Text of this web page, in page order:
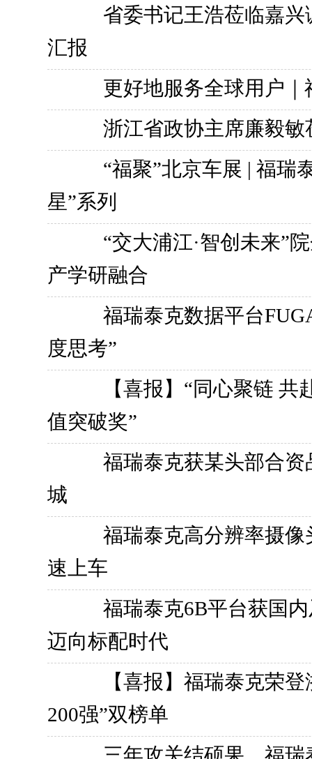
省委书记王浩莅临嘉
汇报
更好地服务全球用户
浙江省政协主席廉毅
“福聚”北京车展 | 福瑞
星”系列
“交大浦江·智创未来”
产学研融合
福瑞泰克数据平台
度思考”
【喜报】“同心聚链
值突破奖”
福瑞泰克获某头部合
城
福瑞泰克高分辨率摄
速上车
福瑞泰克6B平台获国
迈向标配时代
【喜报】福瑞泰克荣
200强”双榜单